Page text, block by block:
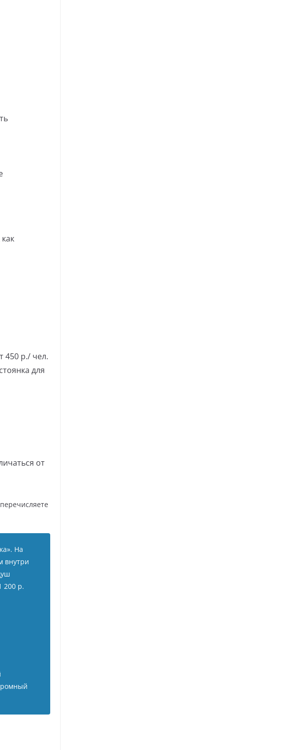
450 р./ чел.
для
от
На
внутри
200 р.